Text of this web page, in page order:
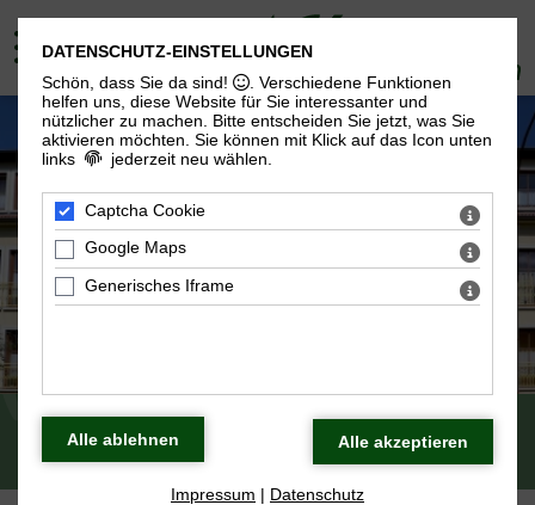
Karriere
DATENSCHUTZ-EINSTELLUNGEN
Schön, dass Sie da sind!
. Verschiedene Funktionen
helfen uns, diese Website für Sie interessanter und
nützlicher zu machen.
Bitte entscheiden Sie jetzt, was Sie
aktivieren möchten. Sie können mit Klick auf das Icon unten
links
jederzeit neu wählen.
Captcha Cookie
Google Maps
Generisches Iframe
Impressum | Datenschutz